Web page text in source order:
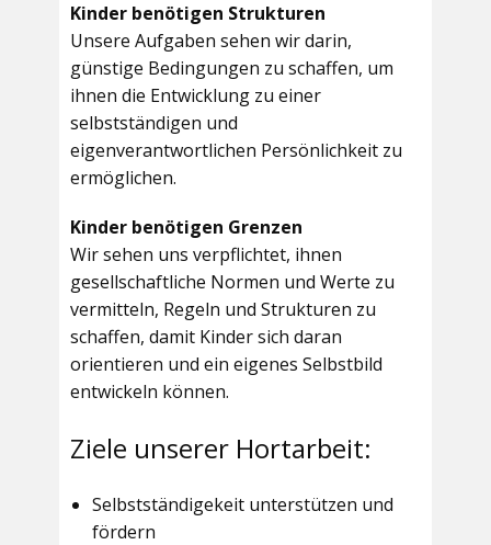
Kinder benötigen Strukturen
Unsere Aufgaben sehen wir darin,
günstige Bedingungen zu schaffen, um
ihnen die Entwicklung zu einer
selbstständigen und
eigenverantwortlichen Persönlichkeit zu
ermöglichen.
Kinder benötigen Grenzen
Wir sehen uns verpflichtet, ihnen
gesellschaftliche Normen und Werte zu
vermitteln, Regeln und Strukturen zu
schaffen, damit Kinder sich daran
orientieren und ein eigenes Selbstbild
entwickeln können.
Ziele unserer Hortarbeit:
Selbstständigekeit unterstützen und
fördern